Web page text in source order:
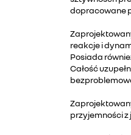
dopracowane
reakcje i
Posiada
Całość
przyjemności